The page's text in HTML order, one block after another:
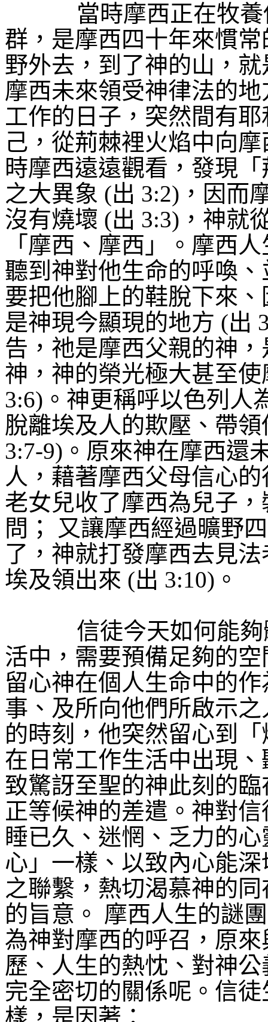
當時摩西正在牧
群，是摩西四十年來慣
野外去，到了神的山，
摩西未來領受神律法的地
工作的日子，突然間有
己，從荊棘裡火焰中向
時摩西遠遠觀看，發現
之大異象 (出 3:2) ，因而
沒有燒壞 (出 3:3) ，神就
「摩西、摩西」。摩西
聽到神對他生命的呼喚
要把他腳上的鞋脫下來
是神現今顯現的地方 (出
告，祂是摩西父親的神
神，神的榮光極大甚至
3:6) 。神更稱呼以色列人
脫離埃及人的欺壓、帶
3:7-9) 。原來神在摩西還
人，藉著摩西父母信心
老女兒收了摩西為兒子
問；
又讓摩西經過曠野
了，神就打發摩西去見
埃及領出來 (出 3:10) 。
信徒今天如何能
活中，需要預備足夠的
留心神在個人生命中的
事、及所向他們所啟示
的時刻，他突然留心到
在日常工作生活中出現
致驚訝至聖的神此刻的
正等候神的差遣。神對
睡已久、迷惘、乏力的
心」一樣、以致內心能
之聯繫，熱切渴慕神的
的旨意。 摩西人生的謎
為神對摩西的呼召，原
歷、人生的熱忱、對神
完全密切的關係呢。信